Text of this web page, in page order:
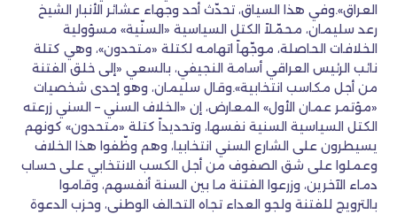
العراق».وفي هذا السياق، تحدّث أحد وجهاء عشائر الأنبار الشيخ
رعد سليمان، محمّلاً الكتل السياسية «السنّية» مسؤولية
الخلافات الحاصلة، موجّهاً اتهامه لكتلة «متحدون»، وهي كتلة
نائب الرئيس العراقي أسامة النجيفي، بالسعي «إلى خلق الفتنة
من أجل مكاسب انتخابية».وقال سليمان، وهو إحدى شخصيات
«مؤتمر عمان الأول» المعارض، إن «الخلاف السني – السني زرعته
الكتل السياسية السنية نفسها، وتحديداً كتلة «متحدون» كونهم
يسيطرون على الشارع السني انتخابيا، وهم وظّفوا هذا الخلاف
وعملوا على شق الصفوف من أجل الكسب الانتخابي على حساب
دماء الآخرين، وزرعوا الفتنة ما بين السنة أنفسهم، وقاموا
بالترويج للفتنة ولجو العداء تجاه التحالف الوطني، وحزب الدعوة